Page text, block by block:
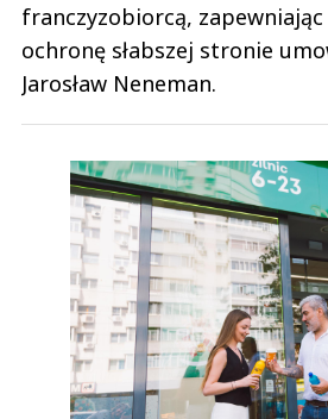
franczyzobiorcą,
ochronę słabszej stronie
Jarosław Neneman.